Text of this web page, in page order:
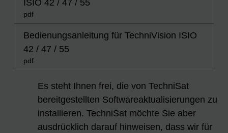
ISIO 42 / 47 / 55
pdf
Bedienungsanleitung für TechniVision ISIO
42 / 47 / 55
pdf
Es steht Ihnen frei, die von TechniSat
bereitgestellten Softwareaktualisierungen zu
installieren. TechniSat möchte Sie aber
ausdrücklich darauf hinweisen, dass wir für